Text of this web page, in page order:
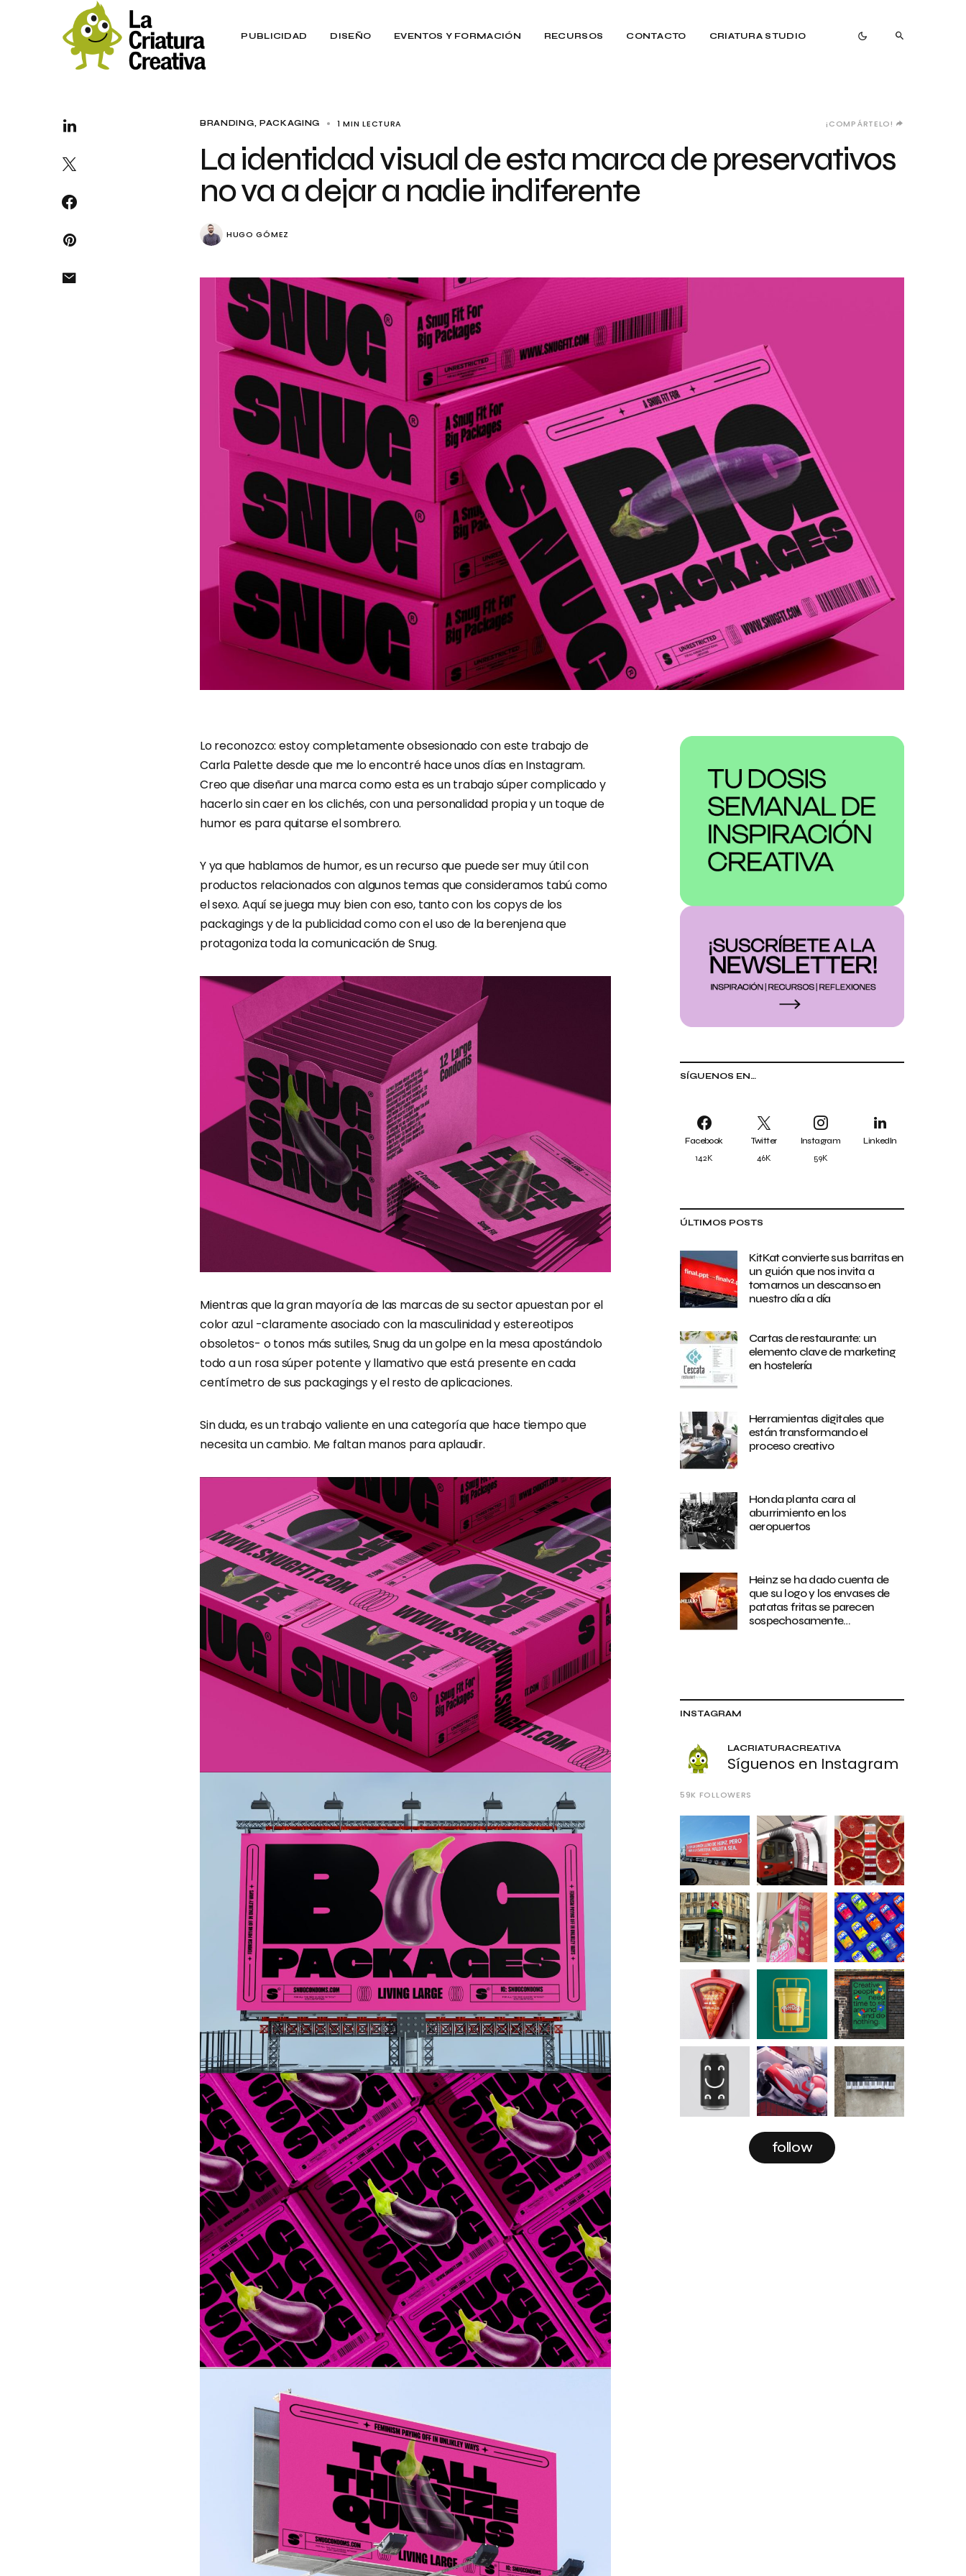
PUBLICIDAD DISEÑO EVENTOS Y FORMACIÓN RECURSOS CONTACTO CRIATURA STUDIO
BRANDING PACKAGING 1 MIN LECTURA ¡COMPÁRTELO!
La identidad visual de esta marca de preservativos
no va a dejar a nadie indiferente
HUGO GÓMEZ
SÍGUENOS EN…
Facebook
142K
Twitter
46K
Instagram
59K
LinkedIn
ÚLTIMOS POSTS
KitKat convierte sus barritas en
un guión que nos invita a
tomarnos un descanso en
nuestro día a día
Cartas de restaurante: un
elemento clave de marketing
en hostelería
Herramientas digitales que
están transformando el
proceso creativo
Honda planta cara al
aburrimiento en los
aeropuertos
Heinz se ha dado cuenta de
que su logo y los envases de
patatas fritas se parecen
sospechosamente…
INSTAGRAM
LACRIATURACREATIVA
Síguenos en Instagram
59K FOLLOWERS
follow
Lo reconozco: estoy completamente obsesionado con este trabajo de
Carla Palette desde que me lo encontré hace unos días en Instagram.
Creo que diseñar una marca como esta es un trabajo súper complicado y
hacerlo sin caer en los clichés, con una personalidad propia y un toque de
humor es para quitarse el sombrero.
Y ya que hablamos de humor, es un recurso que puede ser muy útil con
productos relacionados con algunos temas que consideramos tabú como
el sexo. Aquí se juega muy bien con eso, tanto con los copys de los
packagings y de la publicidad como con el uso de la berenjena que
protagoniza toda la comunicación de Snug.
Mientras que la gran mayoría de las marcas de su sector apuestan por el
color azul -claramente asociado con la masculinidad y estereotipos
obsoletos- o tonos más sutiles, Snug da un golpe en la mesa apostándolo
todo a un rosa súper potente y llamativo que está presente en cada
centímetro de sus packagings y el resto de aplicaciones.
Sin duda, es un trabajo valiente en una categoría que hace tiempo que
necesita un cambio. Me faltan manos para aplaudir.